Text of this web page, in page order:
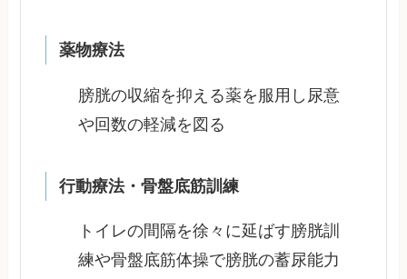
薬物療法
膀胱の収縮を抑える薬を服用し尿意
や回数の軽減を図る
行動療法・骨盤底筋訓練
トイレの間隔を徐々に延ばす膀胱訓
練や骨盤底筋体操で膀胱の蓄尿能力